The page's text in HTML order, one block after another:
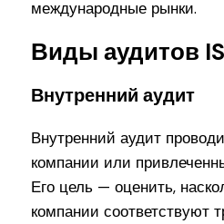
международные рынки.
Виды аудитов
Внутренний аудит
Внутренний аудит
компании или
Его цель — оценить,
компании соответствуют